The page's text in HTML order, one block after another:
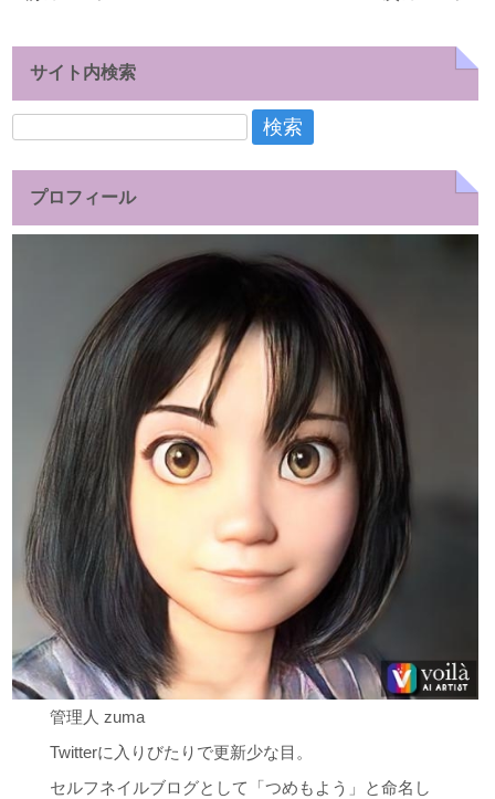
サイト内検索
検
プロフィール
管理人 zuma
Twitterに入りびたりで更新少な目。
セルフネイルブログとして「つめもよう」と命名し